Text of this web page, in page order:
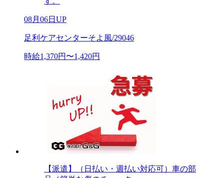
08月06日UP
足利ケアセンターそよ風/29046
時給1,370円〜1,420円
【派遣】（日払い・週払い対応可）車の部